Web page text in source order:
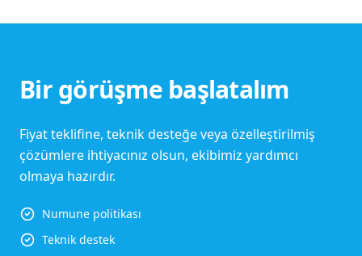
Bir görüşme başlatalım
Fiyat teklifine, teknik desteğe veya özelleştirilmiş
çözümlere ihtiyacınız olsun, ekibimiz yardımcı
olmaya hazırdır.
Numune politikası
Teknik destek